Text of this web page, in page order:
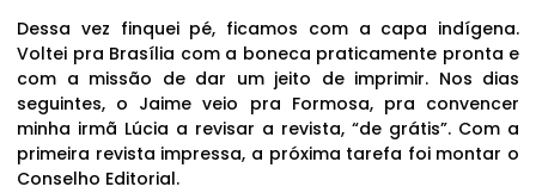
Dessa vez finquei pé, ficamos com a capa indígena.
Voltei pra Brasília com a boneca praticamente pronta e
com a missão de dar um jeito de imprimir. Nos dias
seguintes, o Jaime veio pra Formosa, pra convencer
minha irmã Lúcia a revisar a revista, “de grátis”. Com a
primeira revista impressa, a próxima tarefa foi montar o
Conselho Editorial.